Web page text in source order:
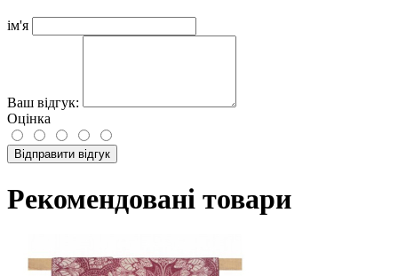
ім'я
Ваш відгук:
Оцінка
Відправити відгук
Рекомендовані товари